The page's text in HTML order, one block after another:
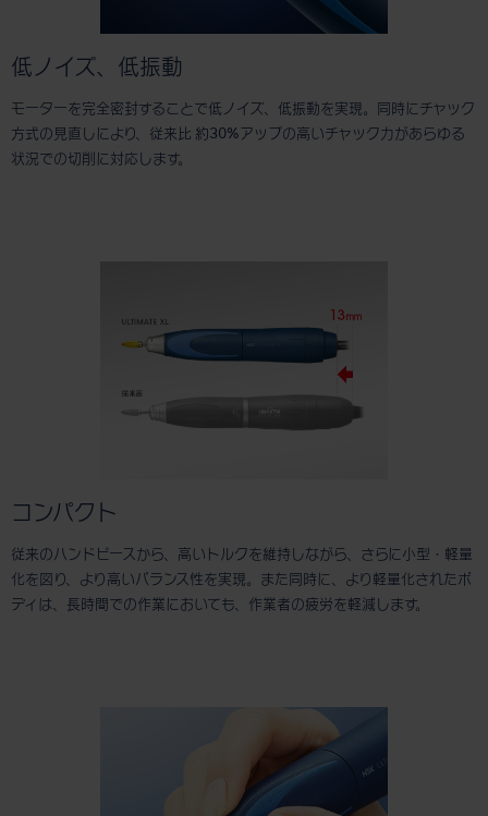
低ノイズ、低振動
モーターを完全密封することで低ノイズ、低振動を実現。同時にチャック
方式の見直しにより、従来比 約30%アップの高いチャック力があらゆる
状況での切削に対応します。
コンパクト
従来のハンドピースから、高いトルクを維持しながら、さらに小型・軽量
化を図り、より高いバランス性を実現。また同時に、より軽量化されたボ
ディは、長時間での作業においても、作業者の疲労を軽減します。